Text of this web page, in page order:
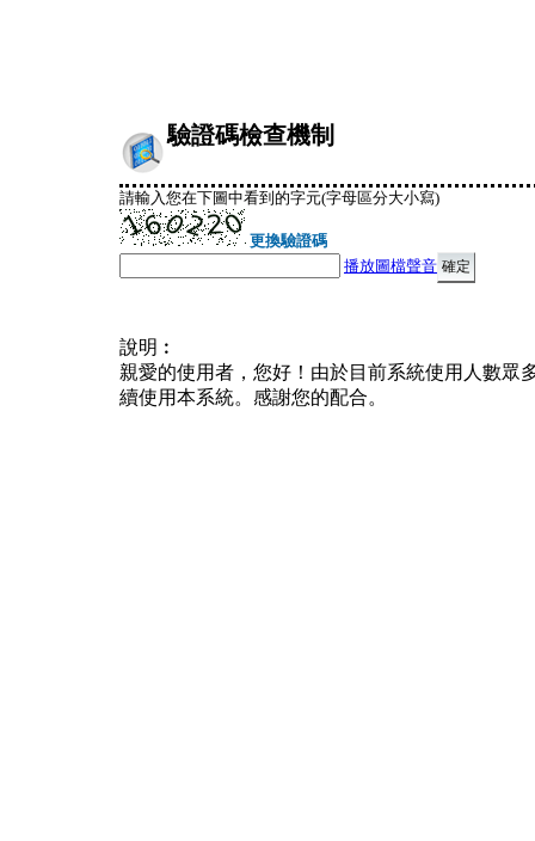
驗證碼檢查機制
請輸入您在下圖中看到的字元(字母區分大小寫)
更換驗證碼
播放圖檔聲音
說明︰
親愛的使用者，您好！由於目前系統使用人數眾
續使用本系統。感謝您的配合。